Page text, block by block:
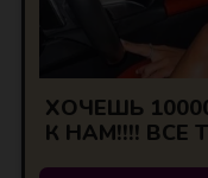
ХОЧЕШЬ
К НАМ!!!! ВСЕ